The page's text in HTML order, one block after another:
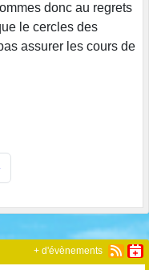
donc au regrets
le cercles des
assurer les cours de
+ d'évènements